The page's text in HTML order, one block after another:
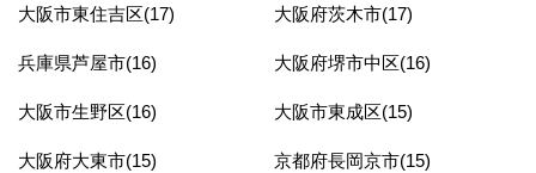
大阪市東住吉区(17) 大阪府茨木市(17)
兵庫県芦屋市(16) 大阪府堺市中区(16)
大阪市生野区(16) 大阪市東成区(15)
大阪府大東市(15) 京都府長岡京市(15)